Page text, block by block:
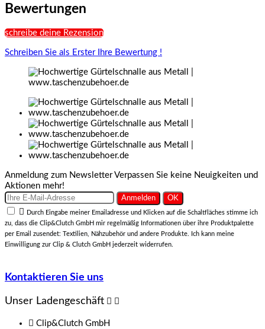
Bewertungen
schreibe deine Rezension
Schreiben Sie als Erster Ihre Bewertung !
Anmeldung zum Newsletter Verpassen Sie keine Neuigkeiten und
Aktionen mehr!

Durch Eingabe meiner Emailadresse und Klicken auf die Schaltfläches stimme ich
zu, dass die Clip&Clutch GmbH mir regelmäßig Informationen über ihre Produktpalette
per Email zusendet: Textilien, Nähzubehör und andere Produkte. Ich kann meine
Einwilligung zur Clip & Clutch GmbH jederzeit widerrufen.
Kontaktieren Sie uns
Unser Ladengeschäft  
 Clip&Clutch GmbH